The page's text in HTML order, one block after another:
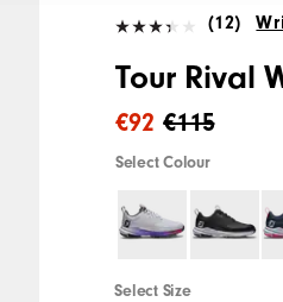
(12)
Tour Rival
€115
€92
Select Colour
Select Size